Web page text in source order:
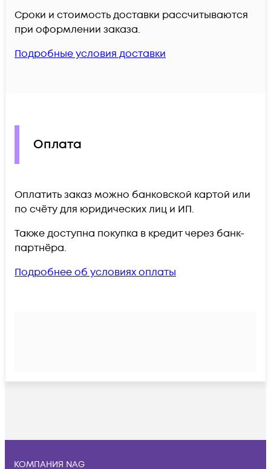
Сроки и стоимость доставки рассчитываются
при оформлении заказа.
Подробные условия доставки
Оплата
Оплатить заказ можно банковской картой или
по счёту для юридических лиц и ИП.
Также доступна покупка в кредит через банк-
партнёра.
Подробнее об условиях оплаты
КОМПАНИЯ NAG